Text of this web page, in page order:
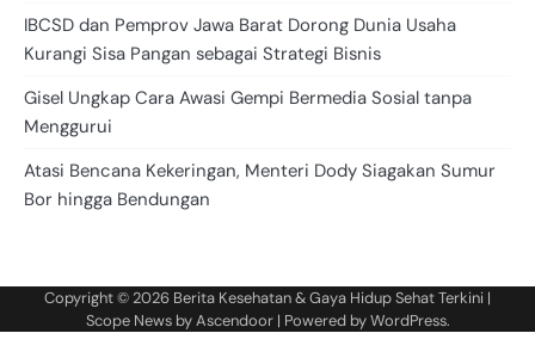
IBCSD dan Pemprov Jawa Barat Dorong Dunia Usaha
Kurangi Sisa Pangan sebagai Strategi Bisnis
Gisel Ungkap Cara Awasi Gempi Bermedia Sosial tanpa
Menggurui
Atasi Bencana Kekeringan, Menteri Dody Siagakan Sumur
Bor hingga Bendungan
Copyright © 2026 Berita Kesehatan & Gaya Hidup Sehat Terkini |
Scope News byAscendoor| Powered byWordPress.